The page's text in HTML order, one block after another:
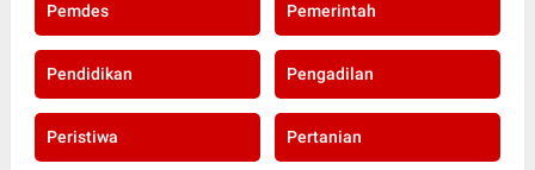
Pemdes Pemerintah
Pendidikan Pengadilan
Peristiwa Pertanian